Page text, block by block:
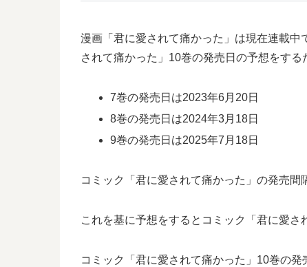
漫画「君に愛されて痛かった」は現在連載
されて痛かった」10巻の発売日の予想をす
7巻の発売日は2023年6月20日
8巻の発売日は2024年3月18日
9巻の発売日は2025年7月18日
コミック「君に愛されて痛かった」の発売間
これを基に予想をするとコミック「君に愛
コミック「君に愛されて痛かった」10巻の